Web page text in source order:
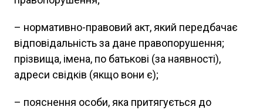
– нормативно-правовий акт, який передбачає
відповідальність за дане правопорушення;
прізвища, імена, по батькові (за наявності),
адреси свідків (якщо вони є);
– пояснення особи, яка притягується до